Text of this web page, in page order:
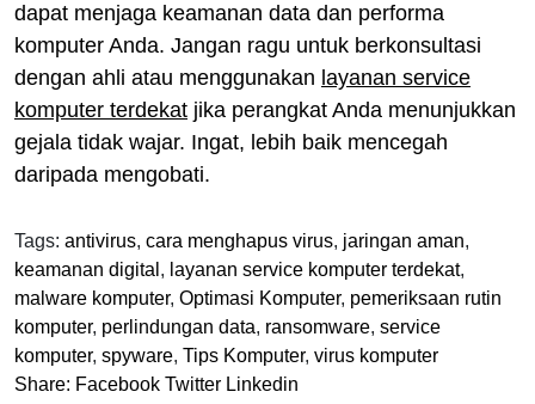
dapat menjaga keamanan data dan performa
komputer Anda. Jangan ragu untuk berkonsultasi
dengan ahli atau menggunakan layanan service
komputer terdekat jika perangkat Anda menunjukkan
gejala tidak wajar. Ingat, lebih baik mencegah
daripada mengobati.
Tags: antivirus, cara menghapus virus, jaringan aman,
keamanan digital , layanan service komputer terdekat,
malware komputer, Optimasi Komputer, pemeriksaan rutin
komputer, perlindungan data, ransomware, service
komputer, spyware, Tips Komputer, virus komputer
Share: Facebook Twitter Linkedin